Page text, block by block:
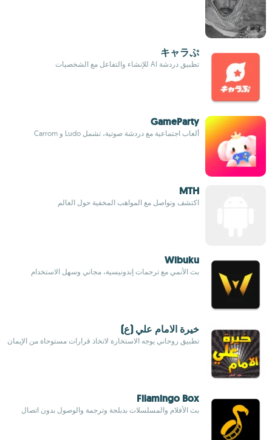
キャラぷ
تطبيق دردشة AI للإنشاء والتفاعل مع الشخصيات
GameParty
ألعاب اجتماعية مع دردشة صوتية، تشمل Ludo و Carrom
MTH
اكتشف وتواصل مع المواهب المخفية حول العالم
Wibuku
بث الأنمي مع ترجمات إندونيسية، مجاني وسهل الاستخدام
خيرة الامام علي (ع)
تطبيق روحاني يوجه الاستخارة لاتخاذ قرارات مستوحاة من الإيمان
Filamingo Box
بث الأفلام والمسلسلات بدبلجة وترجمة والوصول بدون اتصال